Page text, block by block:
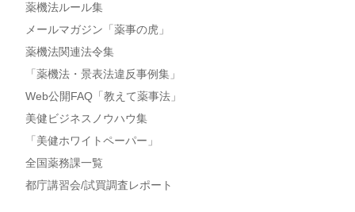
薬機法ルール集
メールマガジン「薬事の虎」
薬機法関連法令集
「薬機法・景表法違反事例集」
Web公開FAQ「教えて薬事法」
美健ビジネスノウハウ集
「美健ホワイトペーパー」
全国薬務課一覧
都庁講習会/試買調査レポート